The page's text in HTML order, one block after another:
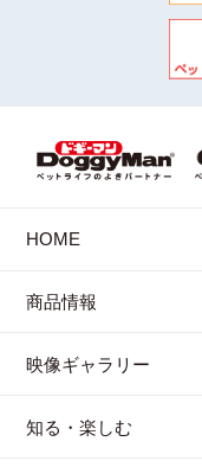
HOME
商品情報
映像ギャラリー
知る・楽しむ